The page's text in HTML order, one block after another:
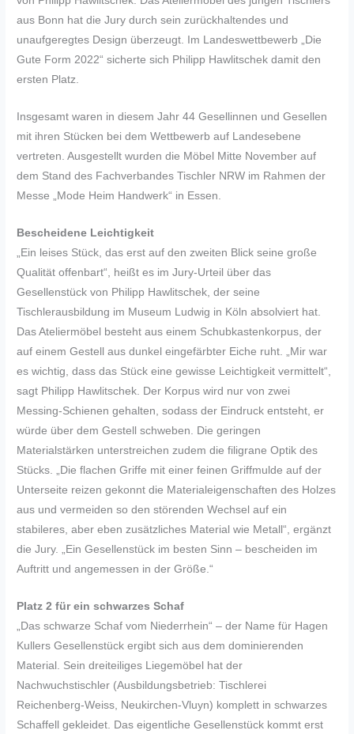
aus Bonn hat die Jury durch sein zurückhaltendes und
unaufgeregtes Design überzeugt. Im Landeswettbewerb „Die
Gute Form 2022“ sicherte sich Philipp Hawlitschek damit den
ersten Platz.
Insgesamt waren in diesem Jahr 44 Gesellinnen und Gesellen
mit ihren Stücken bei dem Wettbewerb auf Landesebene
vertreten. Ausgestellt wurden die Möbel Mitte November auf
dem Stand des Fachverbandes Tischler NRW im Rahmen der
Messe „Mode Heim Handwerk“ in Essen.
Bescheidene Leichtigkeit
„Ein leises Stück, das erst auf den zweiten Blick seine große
Qualität offenbart“, heißt es im Jury-Urteil über das
Gesellenstück von Philipp Hawlitschek, der seine
Tischlerausbildung im Museum Ludwig in Köln absolviert hat.
Das Ateliermöbel besteht aus einem Schubkastenkorpus, der
auf einem Gestell aus dunkel eingefärbter Eiche ruht. „Mir war
es wichtig, dass das Stück eine gewisse Leichtigkeit vermittelt“,
sagt Philipp Hawlitschek. Der Korpus wird nur von zwei
Messing-Schienen gehalten, sodass der Eindruck entsteht, er
würde über dem Gestell schweben. Die geringen
Materialstärken unterstreichen zudem die filigrane Optik des
Stücks. „Die flachen Griffe mit einer feinen Griffmulde auf der
Unterseite reizen gekonnt die Materialeigenschaften des Holzes
aus und vermeiden so den störenden Wechsel auf ein
stabileres, aber eben zusätzliches Material wie Metall“, ergänzt
die Jury. „Ein Gesellenstück im besten Sinn – bescheiden im
Auftritt und angemessen in der Größe.“
Platz 2 für ein schwarzes Schaf
„Das schwarze Schaf vom Niederrhein“ – der Name für Hagen
Kullers Gesellenstück ergibt sich aus dem dominierenden
Material. Sein dreiteiliges Liegemöbel hat der
Nachwuchstischler (Ausbildungsbetrieb: Tischlerei
Reichenberg-Weiss, Neukirchen-Vluyn) komplett in schwarzes
Schaffell gekleidet. Das eigentliche Gesellenstück kommt erst